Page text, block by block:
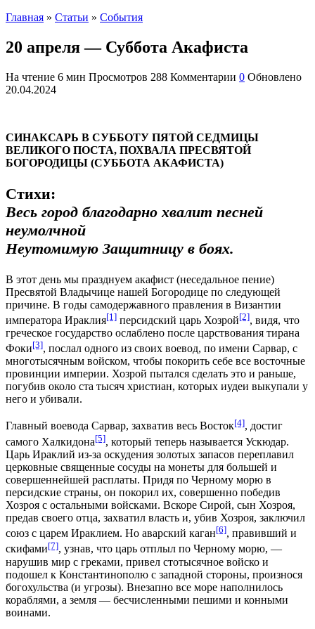
Главная » Статьи » События
20 апреля — Суббота Акафиста
На чтение 6 мин Просмотров 288 Комментарии 0 Обновлено
20.04.2024
СИНАКСАРЬ В СУББОТУ ПЯТОЙ СЕДМИЦЫ
ВЕЛИКОГО ПОСТА, ПОХВАЛА ПРЕСВЯТОЙ
БОГОРОДИЦЫ (СУББОТА АКАФИСТА)
Стихи:
Весь город благодарно хвалит песней
неумолчной
Неутомимую Защитницу в боях.
В этот день мы празднуем акафист (неседальное пение)
Пресвятой Владычице нашей Богородице по следующей
причине. В годы самодержавного правления в Византии
императора Ираклия[1] персидский царь Хозрой[2], видя, что
греческое государство ослаблено после царствования тирана
Фоки[3], послал одного из своих воевод, по имени Сарвар, с
многотысячным войском, чтобы покорить себе все восточные
провинции империи. Хозрой пытался сделать это и раньше,
погубив около ста тысяч христиан, которых иудеи выкупали у
него и убивали.
Главный воевода Сарвар, захватив весь Восток[4], достиг
самого Халкидона[5], который теперь называется Ускюдар.
Царь Ираклий из-за оскудения золотых запасов переплавил
церковные священные сосуды на монеты для большей и
совершеннейшей расплаты. Придя по Черному морю в
персидские страны, он покорил их, совершенно победив
Хозроя с остальными войсками. Вскоре Сирой, сын Хозроя,
предав своего отца, захватил власть и, убив Хозроя, заключил
союз с царем Ираклием. Но аварский каган[6], правивший и
скифами[7], узнав, что царь отплыл по Черному морю, —
нарушив мир с греками, привел стотысячное войско и
подошел к Константинополю с западной стороны, произнося
богохульства (и угрозы). Внезапно все море наполнилось
кораблями, а земля — бесчисленными пешими и конными
воинами.